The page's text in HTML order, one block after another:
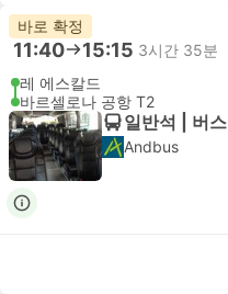
바로 확정
11:40 15:15 3시간 35분
레 에스칼드
바르셀로나 공항 T2
일반석 | 버스
Andbus